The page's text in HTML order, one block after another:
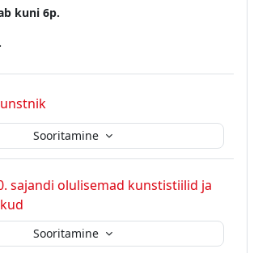
kuni 6p.
Sooritamine
sajandi olulisemad kunstistiilid ja
Sooritamine